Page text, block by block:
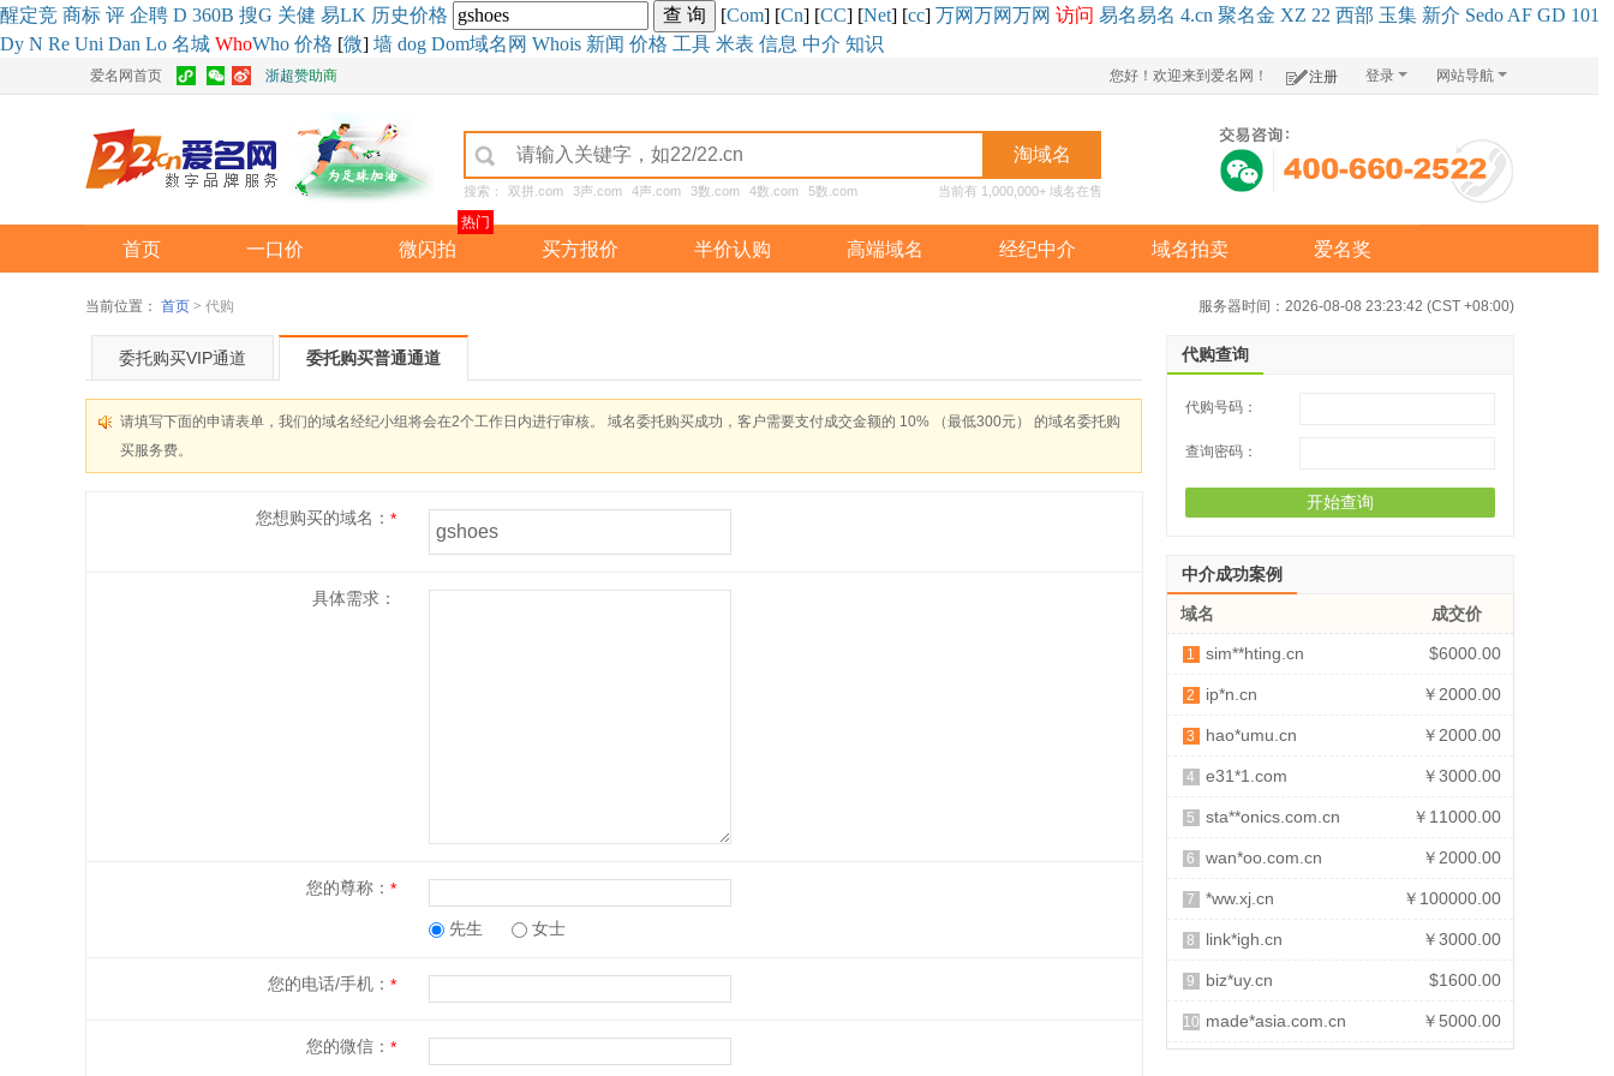
醒定竞 商标 评 企聘 D 360B 搜G 关健 易LK 历史价格 [Com] [Cn] [CC] [Net] [cc] 万网万网万网 访问 易名易名 4.cn 聚名金 XZ 22 西部 玉集 新介 Sedo AF GD 101
Dy N Re Uni Dan Lo 名城 WhoWho 价格 [微] 墙 dog Dom域名网 Whois 新闻 价格 工具 米表 信息 中介 知识